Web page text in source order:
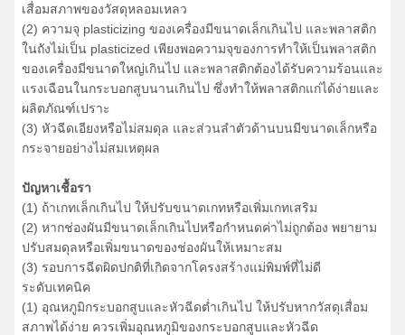
เสื่อมสภาพของวัสดุหลอมเหลว
(2) ความจุ plasticizing ของเครื่องมีขนาดเล็กเกินไป และพลาสติก
ในถังไม่เป็น plasticized เพียงพอความจุของการทำให้เป็นพลาสติก
ของเครื่องมีขนาดใหญ่เกินไป และพลาสติกต้องได้รับความร้อนและ
แรงเฉือนในกระบอกสูบนานเกินไป ซึ่งทำให้พลาสติกแก่ได้ง่ายและ
ผลิตภัณฑ์เปราะ
(3) หัวฉีดเอียงหรือไม่สมดุล และส่วนลำตัวด้านบนมีขนาดเล็กหรือ
กระจายอย่างไม่สมเหตุผล
ปัญหาเชื้อรา
(1) ถ้าเกทเล็กเกินไป ให้ปรับขนาดเกทหรือเพิ่มเกทเสริม
(2) หากช่องผันมีขนาดเล็กเกินไปหรือกำหนดค่าไม่ถูกต้อง พยายาม
ปรับสมดุลหรือเพิ่มขนาดของช่องผันให้เหมาะสม
(3) รอบการฉีดผิดปกติที่เกิดจากโครงสร้างแม่พิมพ์ที่ไม่ดี
ระดับเทคนิค
(1) อุณหภูมิกระบอกสูบและหัวฉีดต่ำเกินไป ให้ปรับหากวัสดุเสื่อม
สภาพได้ง่าย ควรเพิ่มอุณหภูมิของกระบอกสูบและหัวฉีด